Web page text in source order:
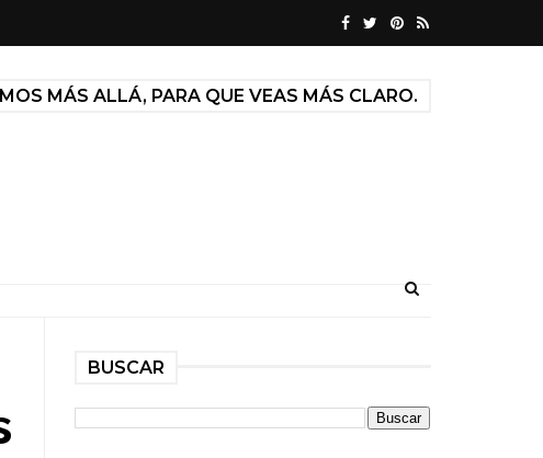
MÁS ALLÁ, PARA QUE VEAS MÁS CLARO.
BUSCAR